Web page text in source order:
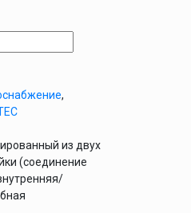
,
из двух
(соединение